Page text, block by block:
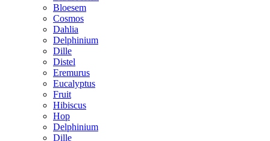
Bloesem
Cosmos
Dahlia
Delphinium
Dille
Distel
Eremurus
Eucalyptus
Fruit
Hibiscus
Hop
Delphinium
Dille